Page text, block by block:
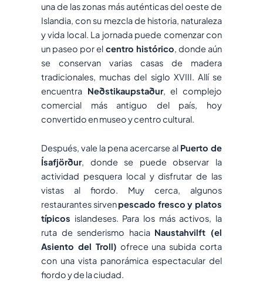
una de las zonas más auténticas del oeste de
Islandia, con su mezcla de historia, naturaleza
y vida local. La jornada puede comenzar con
un paseo por el centro histórico, donde aún
se conservan varias casas de madera
tradicionales, muchas del siglo XVIII. Allí se
encuentra Neðstikaupstaður, el complejo
comercial más antiguo del país, hoy
convertido en museo y centro cultural.
Después, vale la pena acercarse al Puerto de
Ísafjörður, donde se puede observar la
actividad pesquera local y disfrutar de las
vistas al fiordo. Muy cerca, algunos
restaurantes sirvenpescado fresco y platos
típicos islandeses. Para los más activos, la
ruta de senderismo hacia Naustahvilft (el
Asiento del Troll) ofrece una subida corta
con una vista panorámica espectacular del
fiordo y de la ciudad.